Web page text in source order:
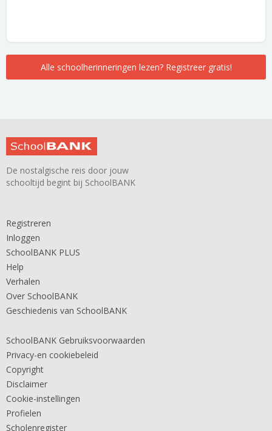
Alle schoolherinneringen lezen? Registreer gratis!
De nostalgische reis door jouw
schooltijd begint bij SchoolBANK
Registreren
Inloggen
SchoolBANK PLUS
Help
Verhalen
Over SchoolBANK
Geschiedenis van SchoolBANK
SchoolBANK Gebruiksvoorwaarden
Privacy-en cookiebeleid
Copyright
Disclaimer
Cookie-instellingen
Profielen
Scholenregister